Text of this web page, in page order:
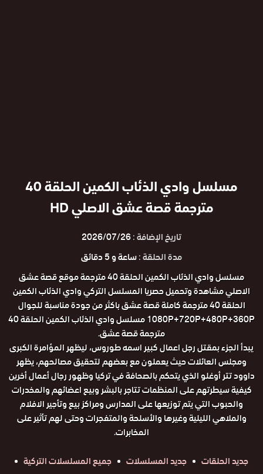
مسلسل وادي الذئاب الكمين الحلقة 40
مترجمة قصة عشق الاصلي HD
تاريخ الإضافة :2026/07/26
مدة الحلقة :ساعة و 5 دقائق
مسلسل وادي الذئاب الكمين الحلقة 40 مترجمة موقع قصة عشق
الاصلي مشاهدة وتحميل حصريا المسلسل التركي وادي الذئاب الكمين
الحلقة 40 مترجمة كاملة قصة عشق باكثر من جودة مناسبة للجوال
1080P+720P+480P+360P مسلسل وادي الذئاب الكمين الحلقة 40
مترجمة قصة عشق.
يبدأ الجزء بمقتل رجل اعمال كبير اسمه طوروس، ليظهر المؤامرة الكبرى
ومجلس العائلات حيث يعملون مع بعضهم لتحقيق مصالحهم، يظهر
داوود تتر أوغلو الذي يتحكم بالصحافة في تركيا وظهور رجال أعمال أخرين
كيفية سيطرتهم على المنظمات تتاجر بالبشر وبيع اعضائهم والمخدرات
والحبوب التي يتم توزيعها على المدارس ومراكز بيع وتأجير الافلام
والملاهي الليلية وغيرها والأسلحة والمتفجرات وحتى لهم تأثير على
المخابرات.
جديد الحلقات
جديد المسلسلات
جميع المسلسلات التركية